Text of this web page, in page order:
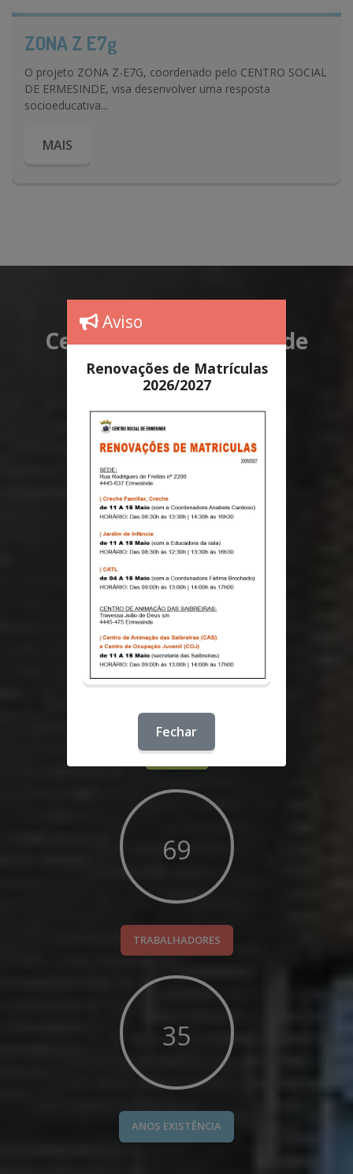
ZONA Z E7g
O projeto ZONA Z-E7G, coordenado pelo CENTRO SOCIAL
DE ERMESINDE, visa desenvolver uma resposta
socioeducativa...
MAIS
Centro Social Ermesinde
Conheça melhor a nossa instituição
368
161
IDOSOS
126
TRABALHADORES
64
ANOS EXISTÊNCIA
Aviso
Renovações de Matrículas
2026/2027
Fechar